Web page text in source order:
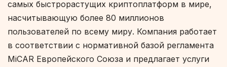
самых быстрорастущих криптоплатформ в мире,
насчитывающую более 80 миллионов
пользователей по всему миру. Компания работает
в соответствии с нормативной базой регламента
MiCAR Европейского Союза и предлагает услуги